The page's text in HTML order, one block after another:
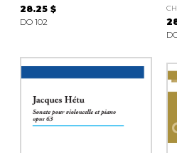
28.25 $
DO 102